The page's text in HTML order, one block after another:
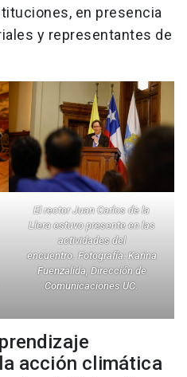
en presencia
y representantes de
El rector Juan Carlos de la
Llera estuvo presente en las
actividades del
encuentro.Fotografía: Karina
Fuenzalida, Dirección de
Comunicaciones UC.
acción climática